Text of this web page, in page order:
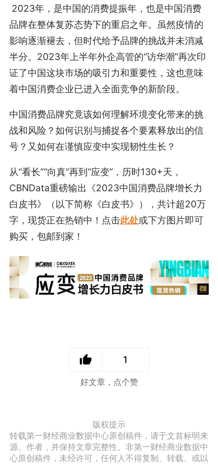
2023年，是中国的消费提振年，也是中国消费
品牌在整体复苏态势下的重启之年。虽然疫情的
影响逐渐褪去，但时代给予品牌的挑战并未消减
半分。2023年上半年外企高管的“访华潮”再次印
证了中国这块市场的吸引力和重要性，这也意味
着中国消费企业已进入全面竞争的新阶段。
中国消费品牌究竟该如何理解环境变化带来的挑
战和风险？如何识别与捕捉各个要素释放出的信
号？又如何在谨慎应变中实现韧性生长？
从“看长”“向真”再到“应变”，历时130+天，
CBNData重磅输出《2023中国消费品牌增长力
白皮书》（以下简称《白皮书》），共计超20万
字，现货正在热销中！点击此处或下方图片即可
购买，包邮到家！
1
好文章，点个赞
版权提示
转载第一财经商业数据中心原创稿件，请于文首标明来
源、作者，并保持文章完整性。非第一财经商业数据中
心原创稿件，未经许可，任何人不得复制、转载、或以